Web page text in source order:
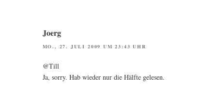
Joerg
MO., 27. JULI 2009 UM 23:43 UHR
@Till
Ja, sor­ry. Hab wie­der nur die Hälf­te gelesen.